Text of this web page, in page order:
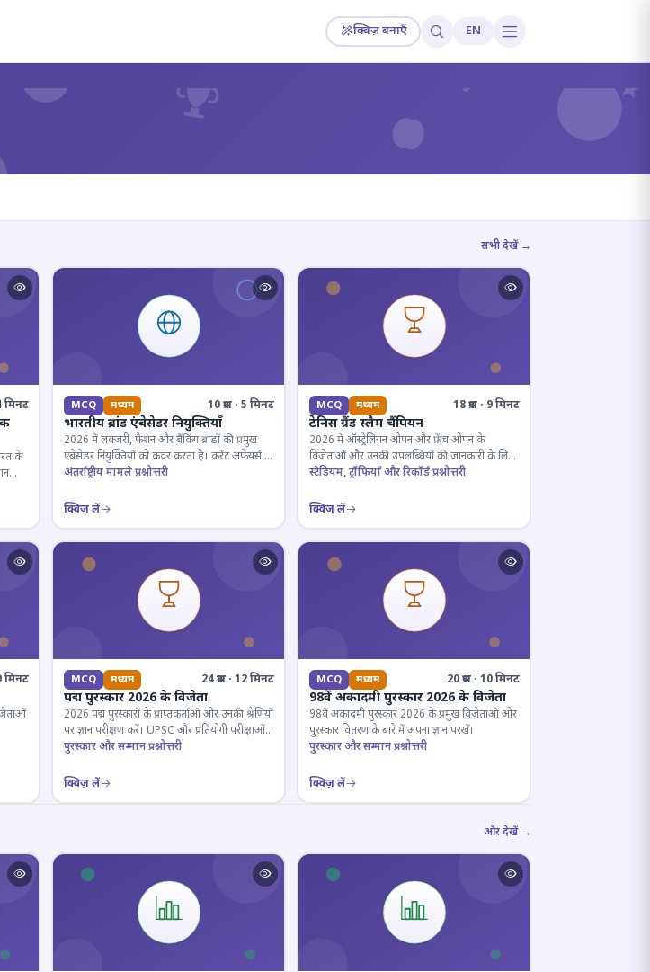
क्विज़ बनाएँ EN
? ?
सभी देखें →
मिनट
के
MCQ मध्यम 10 प्रश्न · 5 मिनट
भारतीय ब्रांड एंबेसेडर नियुक्तियाँ
2026 में लक्जरी, फैशन और बैंकिंग ब्रांडों की प्रमुख
एंबेसेडर नियुक्तियों को कवर करता है। करेंट अफेयर्स के
लिए जरूरी।
अंतर्राष्ट्रीय मामले प्रश्नोत्तरी
क्विज़ लें
MCQ मध्यम 18 प्रश्न · 9 मिनट
टेनिस ग्रैंड स्लैम चैंपियन
2026 में ऑस्ट्रेलियन ओपन और फ्रेंच ओपन के
विजेताओं और उनकी उपलब्धियों की जानकारी के लिए
क्विज़।
स्टेडियम, ट्रॉफियाँ और रिकॉर्ड प्रश्नोत्तरी
क्विज़ लें
मिनट MCQ मध्यम 24 प्रश्न · 12 मिनट
पद्म पुरस्कार 2026 के विजेता
2026 पद्म पुरस्कारों के प्राप्तकर्ताओं और उनकी श्रेणियों
पर ज्ञान परीक्षण करें। UPSC और प्रतियोगी परीक्षाओं
के लिए महत्वपूर्ण।
पुरस्कार और सम्मान प्रश्नोत्तरी
क्विज़ लें
MCQ मध्यम 20 प्रश्न · 10 मिनट
98वें अकादमी पुरस्कार 2026 के विजेता
98वें अकादमी पुरस्कार 2026 के प्रमुख विजेताओं और
पुरस्कार वितरण के बारे में अपना ज्ञान परखें।
पुरस्कार और सम्मान प्रश्नोत्तरी
क्विज़ लें
और देखें →